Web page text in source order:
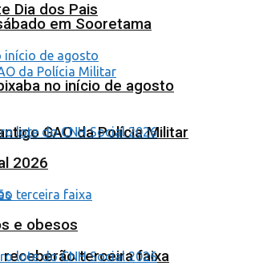
Dia dos Pais
GAO da Polícia Militar
receberão terceira faixa
em Sooretama
no início de agosto
2026
e obesos